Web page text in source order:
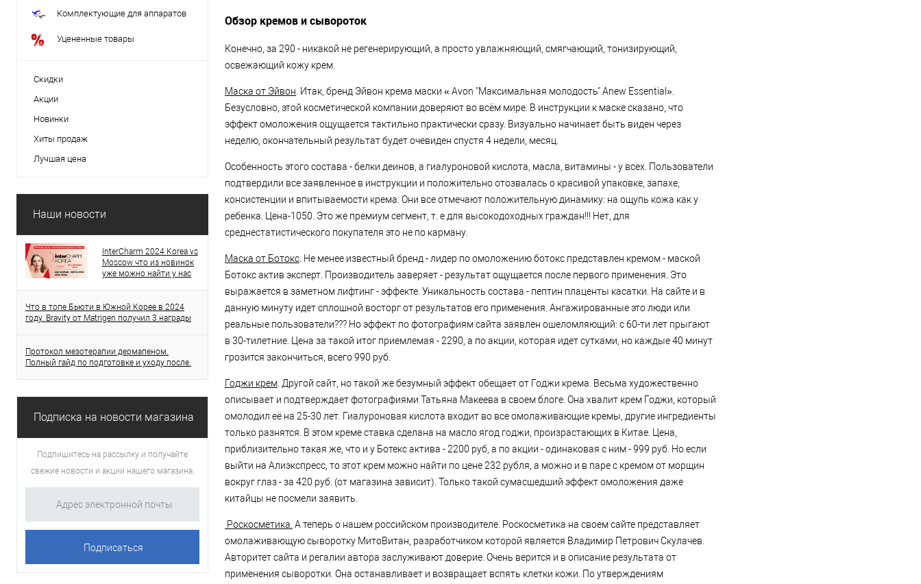
Комплектующие для аппаратов
Уцененные товары
Скидки
Акции
Новинки
Хиты продаж
Лучшая цена
Наши новости
InterCharm 2024 Korea vs
Moscow что из новинок
уже можно найти у нас
Что в топе Бьюти в Южной Корее в 2024
году. Bravity от Matrigen получил 3 награды
Протокол мезотерапии дермапеном.
Полный гайд по подготовке и уходу после.
Подписка на новости магазина
Подпишитесь на рассылку и получайте
свежие новости и акции нашего магазина.
Обзор кремов и сывороток
Конечно, за 290 - никакой не регенерирующий, а просто увлажняющий, смягчающий, тонизирующий,
освежающий кожу крем.
Маска от Эйвон. Итак, бренд Эйвон крема маски « Avon "Максимальная молодость" Anew Essential».
Безусловно, этой косметической компании доверяют во всём мире. В инструкции к маске сказано, что
эффект омоложения ощущается тактильно практически сразу. Визуально начинает быть виден через
неделю, окончательный результат будет очевиден спустя 4 недели, месяц.
Особенность этого состава - белки деинов, а гиалуроновой кислота, масла, витамины - у всех. Пользователи
подтвердили все заявленное в инструкции и положительно отозвалась о красивой упаковке, запахе,
консистенции и впитываемости крема. Они все отмечают положительную динамику: на ощупь кожа как у
ребенка. Цена-1050. Это же премиум сегмент, т. е для высокодоходных граждан!!! Нет, для
среднестатистического покупателя это не по карману.
Маска от Ботокс. Не менее известный бренд - лидер по омоложению ботокс представлен кремом - маской
Ботокс актив эксперт. Производитель заверяет - результат ощущается после первого применения. Это
выражается в заметном лифтинг - эффекте. Уникальность состава - пептин плаценты касатки. На сайте и в
данную минуту идет сплошной восторг от результатов его применения. Ангажированные это люди или
реальные пользователи??? Но эффект по фотографиям сайта заявлен ошеломляющий: с 60-ти лет прыгают
в 30-тилетние. Цена за такой итог приемлемая - 2290, а по акции, которая идет сутками, но каждые 40 минут
грозится закончиться, всего 990 руб.
Годжи крем. Другой сайт, но такой же безумный эффект обещает от Годжи крема. Весьма художественно
описывает и подтверждает фотографиями Татьяна Макеева в своем блоге. Она хвалит крем Годжи, который
омолодил её на 25-30 лет. Гиалуроновая кислота входит во все омолаживающие кремы, другие ингредиенты
только разнятся. В этом креме ставка сделана на масло ягод годжи, произрастающих в Китае. Цена,
приблизительно такая же, что и у Ботекс актива - 2200 руб, а по акции - одинаковая с ним - 999 руб. Но если
выйти на Алиэкспресс, то этот крем можно найти по цене 232 рубля, а можно и в паре с кремом от морщин
вокруг глаз - за 420 руб. (от магазина зависит). Только такой сумасшедший эффект омоложения даже
китайцы не посмели заявить.
Роскосметика. А теперь о нашем российском производителе. Роскосметика на своем сайте представляет
омолаживающую сыворотку МитоВитан, разработчиком которой является Владимир Петрович Скулачев.
Авторитет сайта и регалии автора заслуживают доверие. Очень верится и в описание результата от
применения сыворотки. Она останавливает и возвращает вспять клетки кожи. По утверждениям